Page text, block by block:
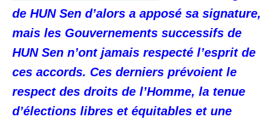
de HUN Sen d’alors a apposé sa signature,
mais les Gouvernements successifs de
HUN Sen n’ont jamais respecté l’esprit de
ces accords. Ces derniers prévoient le
respect des droits de l’Homme, la tenue
d’élections libres et équitables et une